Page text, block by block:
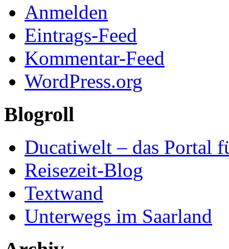
Anmelden
Eintrags-Feed
Kommentar-Feed
WordPress.org
Blogroll
Ducatiwelt – das Portal
Reisezeit-Blog
Textwand
Unterwegs im Saarland